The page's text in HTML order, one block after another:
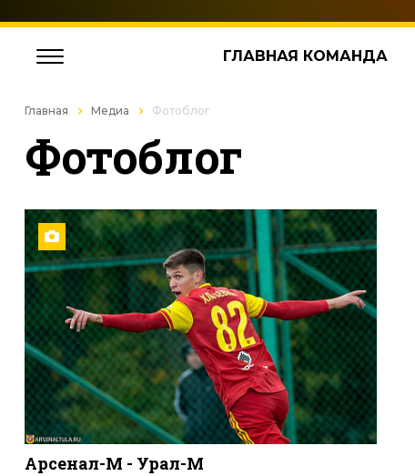
ГЛАВНАЯ КОМАНДА
Главная Медиа Фотоблог
Фотоблог
Арсенал-М - Урал-М